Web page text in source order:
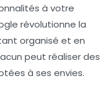
à votre
révolutionne la
organisé et en
peut réaliser des
à ses envies.